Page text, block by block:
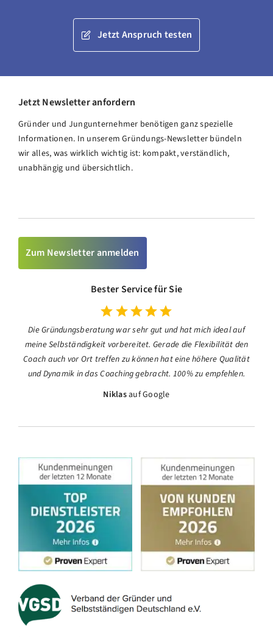
Jetzt Anspruch testen
Jetzt Newsletter anfordern
Gründer und Jungunternehmer benötigen ganz spezielle
Informationen. In unserem Gründungs-Newsletter bündeln
wir alles, was wirklich wichtig ist: kompakt, verständlich,
unabhängig und übersichtlich.
Zum Newsletter anmelden
Bester Service für Sie
Die Gründungsberatung war sehr gut und hat mich ideal auf
meine Selbständigkeit vorbereitet. Gerade die Flexibilität den
Coach auch vor Ort treffen zu können hat eine höhere Qualität
und Dynamik in das Coaching gebracht. 100% zu empfehlen.
Niklasauf Google